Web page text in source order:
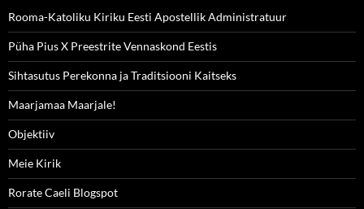
Rooma-Katoliku Kiriku Eesti Apostellik Administratuur
Püha Pius X Preestrite Vennaskond Eestis
Sihtasutus Perekonna ja Traditsiooni Kaitseks
Maarjamaa Maarjale!
Objektiiv
Meie Kirik
Rorate Caeli Blogspot